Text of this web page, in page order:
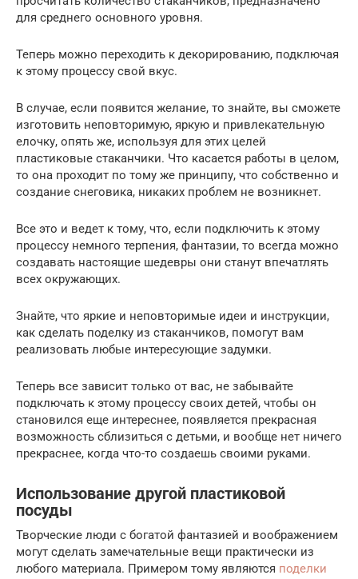
для среднего основного уровня.
Теперь можно переходить к декорированию, подключая
к этому процессу свой вкус.
В случае, если появится желание, то знайте, вы сможете
изготовить неповторимую, яркую и привлекательную
елочку, опять же, используя для этих целей
пластиковые стаканчики. Что касается работы в целом,
то она проходит по тому же принципу, что собственно и
создание снеговика, никаких проблем не возникнет.
Все это и ведет к тому, что, если подключить к этому
процессу немного терпения, фантазии, то всегда можно
создавать настоящие шедевры они станут впечатлять
всех окружающих.
Знайте, что яркие и неповторимые идеи и инструкции,
как сделать поделку из стаканчиков, помогут вам
реализовать любые интересующие задумки.
Теперь все зависит только от вас, не забывайте
подключать к этому процессу своих детей, чтобы он
становился еще интереснее, появляется прекрасная
возможность сблизиться с детьми, и вообще нет ничего
прекраснее, когда что-то создаешь своими руками.
Использование другой пластиковой
посуды
Творческие люди с богатой фантазией и воображением
могут сделать замечательные вещи практически из
любого материала. Примером тому являются поделки